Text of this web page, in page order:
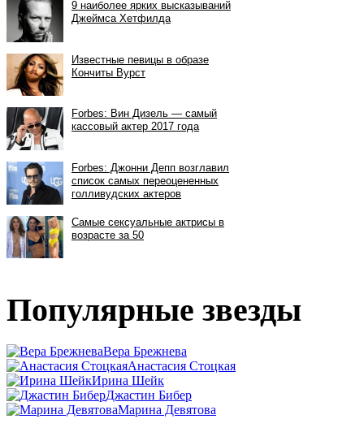
Популярные звезды
Вера Брежнева
Анастасия Стоцкая
Ирина Шейк
Джастин Бибер
Марина Девятова